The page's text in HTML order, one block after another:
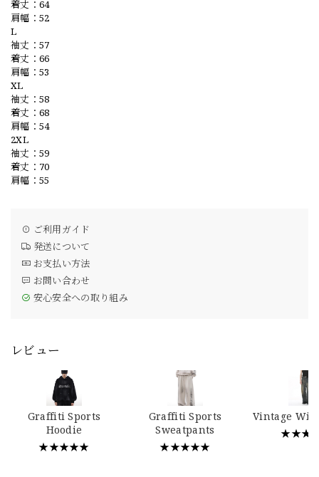
着丈：64
肩幅：52
L
袖丈：57
着丈：66
肩幅：53
XL
袖丈：58
着丈：68
肩幅：54
2XL
袖丈：59
着丈：70
肩幅：55
ご利用ガイド
発送について
お支払い方法
お問い合わせ
安心安全への取り組み
レビュー
Graffiti Sports
Hoodie
★★★★★
Graffiti Sports
Sweatpants
★★★★★
Vintage